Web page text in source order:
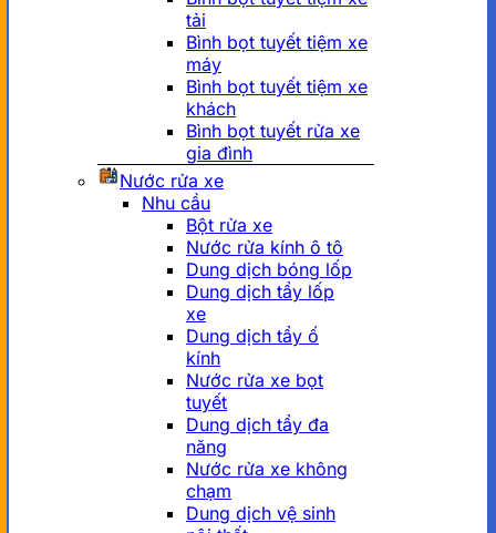
tải
Bình bọt tuyết tiệm xe
máy
Bình bọt tuyết tiệm xe
khách
Bình bọt tuyết rửa xe
gia đình
Nước rửa xe
Nhu cầu
Bột rửa xe
Nước rửa kính ô tô
Dung dịch bóng lốp
Dung dịch tẩy lốp
xe
Dung dịch tẩy ố
kính
Nước rửa xe bọt
tuyết
Dung dịch tẩy đa
năng
Nước rửa xe không
chạm
Dung dịch vệ sinh